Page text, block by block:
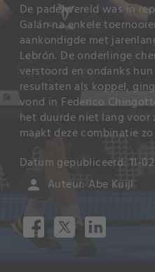
De padelwereld was in
Galán na enkele
aankondigde met
Lebrón. De onderlinge
verstoord en ondanks
resultaten als koppel,
vond in Federico
het duurde niet lang voor
maakt deze combinatie
Datum gepubliceerd: 11-
person Auteur: Abe Kuijl